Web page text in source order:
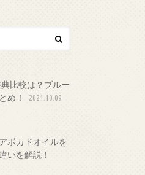
比較は？ブルー
め！
2021.10.09
ボカドオイルを
いを解説！